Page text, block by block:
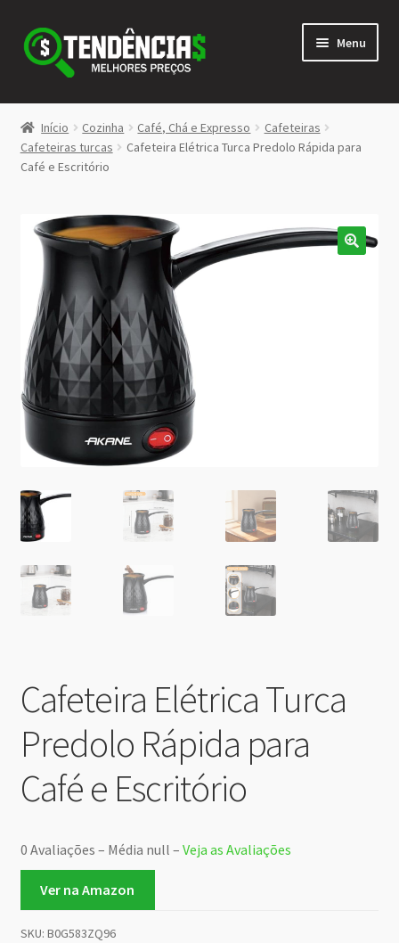
Pular
para
navegação
Pular
para
conteúdo
Menu
LOJA
<>
Início Cozinha Café, Chá e Expresso
Cafeteiras
Cafeteiras turcas
Cafeteira Elétrica Turca Predolo Rápida para
Café e Escritório
Cafeteira Elétrica Turca
Predolo Rápida para
Café e Escritório
0 Avaliações – Média null – Veja as Avaliações
Ver na Amazon
SKU: B0G583ZQ96